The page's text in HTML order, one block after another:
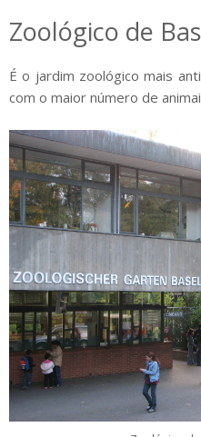
Zoológico de
É o jardim zoológico mais
com o maior número de